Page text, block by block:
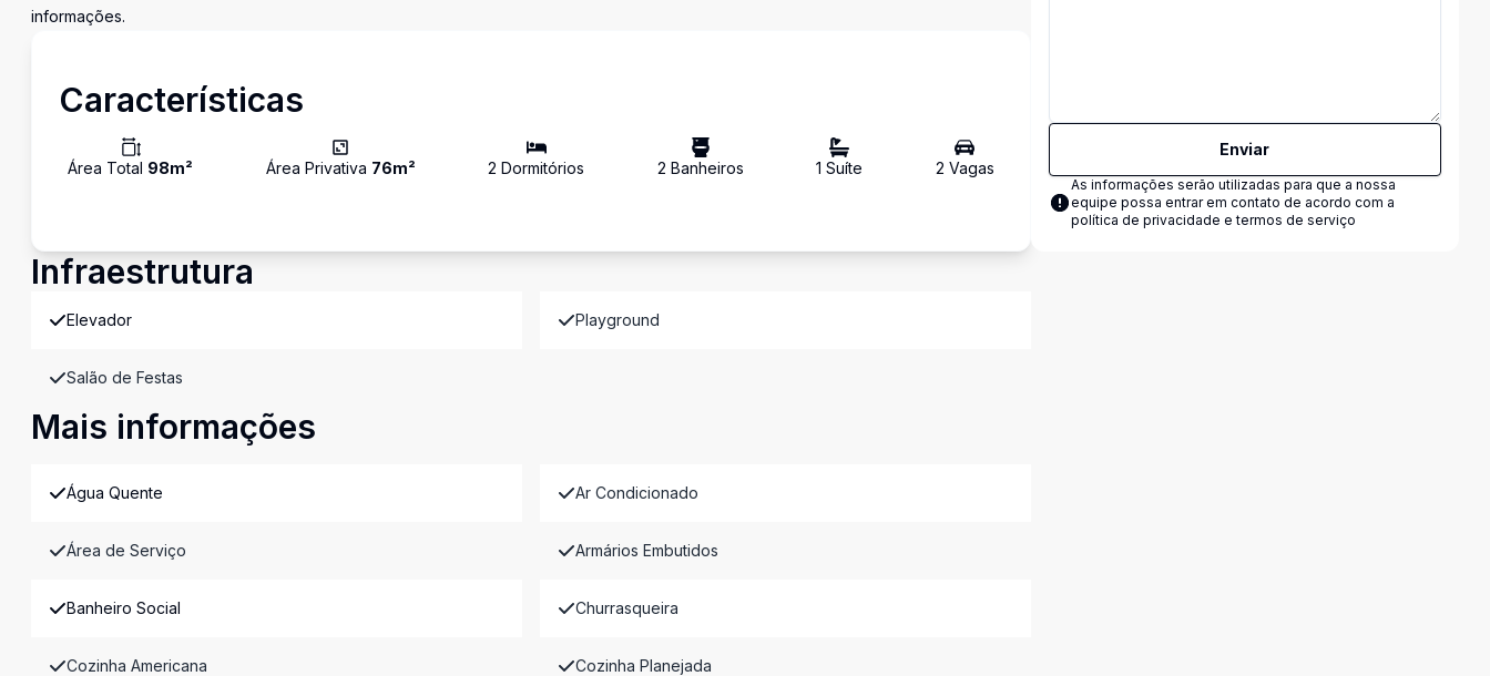
informações.
Características
Área Total 98m² Área Privativa 76m² 2 Dormitórios 2 Banheiros 1 Suíte 2 Vagas
Infraestrutura
Elevador Playground
Salão de Festas
Mais informações
Água Quente Ar Condicionado
Área de Serviço Armários Embutidos
Banheiro Social Churrasqueira
Cozinha Americana Cozinha Planejada
Enviar
As informações serão utilizadas para que a nossa
equipe possa entrar em contato de acordo com a
política de privacidade e termos de serviço